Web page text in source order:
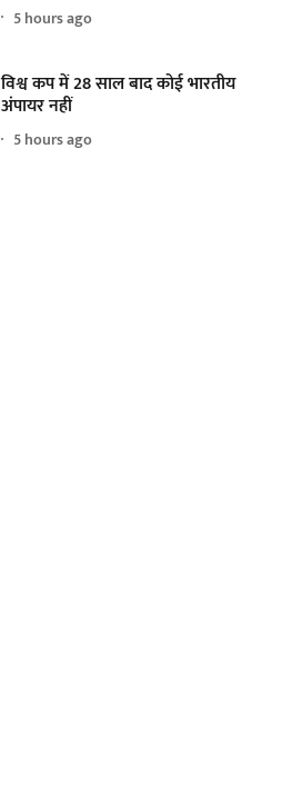
5 hours ago
विश्व कप में 28 साल बाद कोई भारतीय
अंपायर नहीं
5 hours ago